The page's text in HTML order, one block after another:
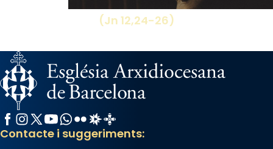
(Jn 12,24-26)
Facebook
Instagram
X / Twitter
YouTube
WhatsApp
FlickrRadio Estel
Catalunya Cristiana
Contacte i suggeriments: